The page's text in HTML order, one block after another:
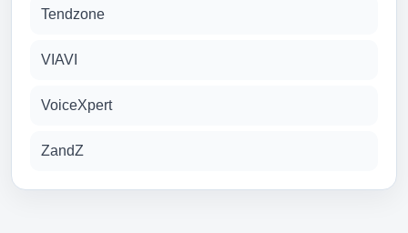
Tendzone
VIAVI
VoiceXpert
ZandZ